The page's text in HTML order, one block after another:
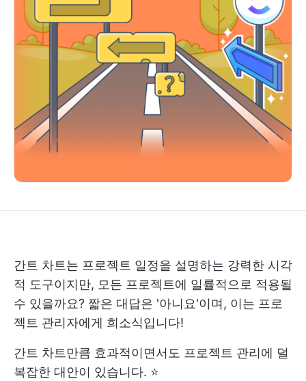
간트 차트는 프로젝트 일정을 설명하는 강력한 시각
적 도구이지만, 모든 프로젝트에 일률적으로 적용될
수 있을까요? 짧은 대답은 '아니요'이며, 이는 프로
젝트 관리자에게 희소식입니다!
간트 차트만큼 효과적이면서도 프로젝트 관리에 덜
복잡한 대안이 있습니다. ⭐️